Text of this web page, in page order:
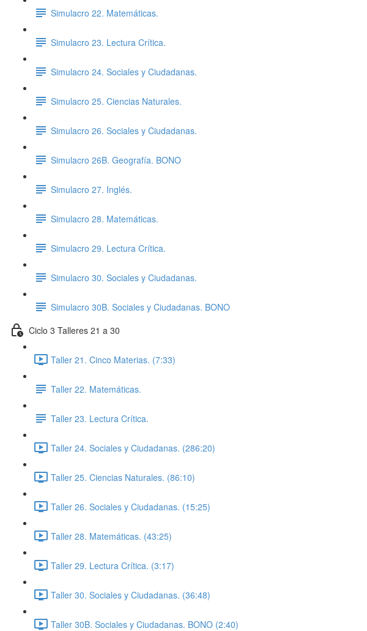
Simulacro 22. Matemáticas.
Simulacro 23. Lectura Crítica.
Simulacro 24. Sociales y Ciudadanas.
Simulacro 25. Ciencias Naturales.
Simulacro 26. Sociales y Ciudadanas.
Simulacro 26B. Geografía. BONO
Simulacro 27. Inglés.
Simulacro 28. Matemáticas.
Simulacro 29. Lectura Crítica.
Simulacro 30. Sociales y Ciudadanas.
Simulacro 30B. Sociales y Ciudadanas. BONO
Ciclo 3 Talleres 21 a 30
Taller 21. Cinco Materias. (7:33)
Taller 22. Matemáticas.
Taller 23. Lectura Crítica.
Taller 24. Sociales y Ciudadanas. (286:20)
Taller 25. Ciencias Naturales. (86:10)
Taller 26. Sociales y Ciudadanas. (15:25)
Taller 28. Matemáticas. (43:25)
Taller 29. Lectura Crítica. (3:17)
Taller 30. Sociales y Ciudadanas. (36:48)
Taller 30B. Sociales y Ciudadanas. BONO (2:40)